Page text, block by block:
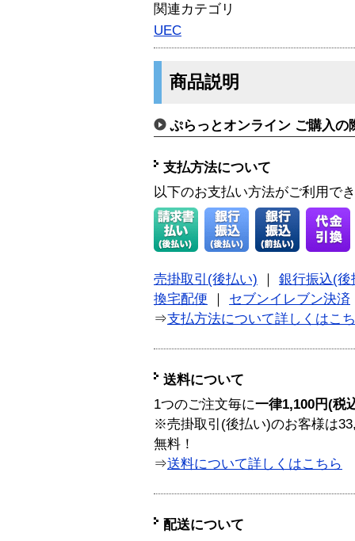
関連カテゴリ
UEC
商品説明
ぷらっとオンライン ご購入の
支払方法について
以下のお支払い方法がご利用で
売掛取引(後払い)
銀行振込(後
換宅配便
セブンイレブン決済
⇒支払方法について詳しくはこ
送料について
1つのご注文毎に一律1,100円(税
※売掛取引(後払い)のお客様は
無料！
⇒送料について詳しくはこちら
配送について